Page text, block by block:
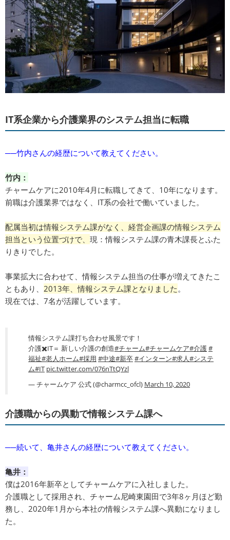
IT系企業から介護業界のシステム担当に転職
──竹内さんの経歴について教えてください。
竹内：
チャームケアに2010年4月に転職してきて、10年になります。
前職は介護業界ではなく、IT系の会社で働いていました。
配属当初は情報システム課がなく、経営企画課の情報システム
担当という位置づけで、 現：情報システム課の青木課長とふた
りきりでした。
事業拡大に合わせて、情報システム担当の仕事が増えてきたこ
ともあり、 2013年、情報システム課となりました。
現在では、7名が活躍しています。
情報システム課打ち合わせ風景です！
介護✖️IT＝ 新しい介護の創造#チャーム#チャームケア#介護#
福祉#老人ホーム#採用 #中途#新卒#インターン#求人#システ
ム#IT pic.twitter.com/076nTtQYzl
— チャームケア 公式 (@charmcc_ofcl) March 10, 2020
介護職からの異動で情報システム課へ
──続いて、亀井さんの経歴について教えてください。
亀井：
​僕は2016年新卒としてチャームケアに入社しました。
介護職として採用され、チャーム尼崎東園田で3年8ヶ月ほど勤
務し、2020年1月から本社の情報システム課へ異動になりまし
た。